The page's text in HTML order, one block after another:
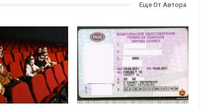
Еще От Автора